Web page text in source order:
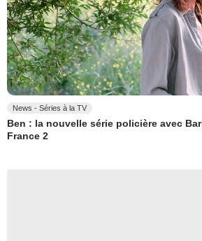
News - Séries à la TV
Ben : la nouvelle série policière avec
France 2